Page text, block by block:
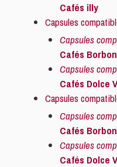
Cafés illy
Capsules
Capsules
Cafés
Capsules
Cafés Dolce
Capsules
Capsules
Cafés
Capsules
Cafés Dolce